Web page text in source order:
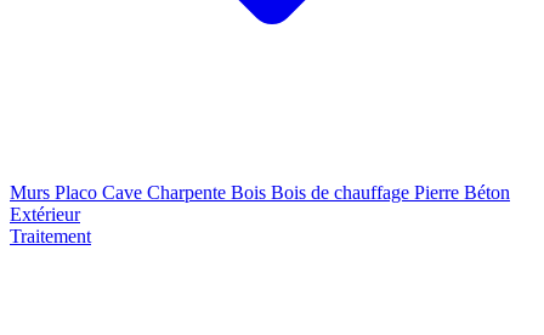
Murs Placo Cave Charpente Bois Bois de chauffage Pierre Béton
Extérieur
Traitement